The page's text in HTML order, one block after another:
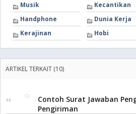
Musik
Kecantikan
Handphone
Dunia Kerja
Kerajinan
Hobi
ARTIKEL TERKAIT (10)
Contoh Surat Jawaban
Pengiriman